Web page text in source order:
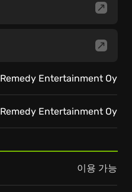
Remedy Entertainment Oy
Remedy Entertainment Oy
이용 가능